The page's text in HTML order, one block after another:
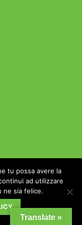
Translate »
tu possa avere la
ad utilizzare
ne sia felice.